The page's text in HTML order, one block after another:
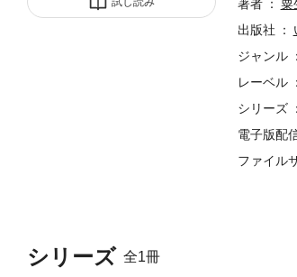
シリーズ 全1冊
著者
粟
出版社
ジャンル
レーベル
シリーズ
電子版配
ファイル